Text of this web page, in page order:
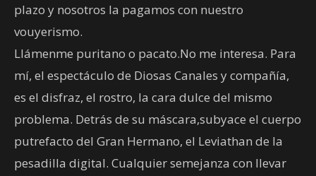
plazo y nosotros la pagamos con nuestro
vouyerismo.
Llámenme puritano o pacato.No me interesa. Para
mí, el espectáculo de Diosas Canales y compañía,
es el disfraz, el rostro, la cara dulce del mismo
problema. Detrás de su máscara,subyace el cuerpo
putrefacto del Gran Hermano, el Leviathan de la
pesadilla digital. Cualquier semejanza con llevar